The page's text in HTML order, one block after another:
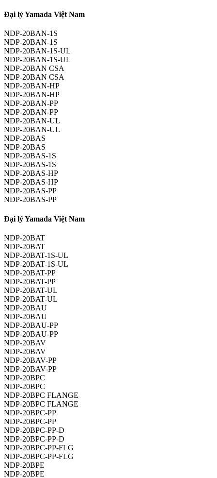
Đại lý Yamada Việt Nam
NDP-20BAN-1S
NDP-20BAN-1S
NDP-20BAN-1S-UL
NDP-20BAN-1S-UL
NDP-20BAN CSA
NDP-20BAN CSA
NDP-20BAN-HP
NDP-20BAN-HP
NDP-20BAN-PP
NDP-20BAN-PP
NDP-20BAN-UL
NDP-20BAN-UL
NDP-20BAS
NDP-20BAS
NDP-20BAS-1S
NDP-20BAS-1S
NDP-20BAS-HP
NDP-20BAS-HP
NDP-20BAS-PP
NDP-20BAS-PP
Đại lý Yamada Việt Nam
NDP-20BAT
NDP-20BAT
NDP-20BAT-1S-UL
NDP-20BAT-1S-UL
NDP-20BAT-PP
NDP-20BAT-PP
NDP-20BAT-UL
NDP-20BAT-UL
NDP-20BAU
NDP-20BAU
NDP-20BAU-PP
NDP-20BAU-PP
NDP-20BAV
NDP-20BAV
NDP-20BAV-PP
NDP-20BAV-PP
NDP-20BPC
NDP-20BPC
NDP-20BPC FLANGE
NDP-20BPC FLANGE
NDP-20BPC-PP
NDP-20BPC-PP
NDP-20BPC-PP-D
NDP-20BPC-PP-D
NDP-20BPC-PP-FLG
NDP-20BPC-PP-FLG
NDP-20BPE
NDP-20BPE